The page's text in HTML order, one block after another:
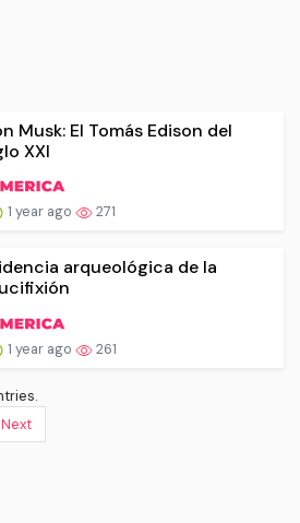
Musk: El Tomás Edison del
XXI
1 year ago 271
arqueológica de la
1 year ago 261
Next